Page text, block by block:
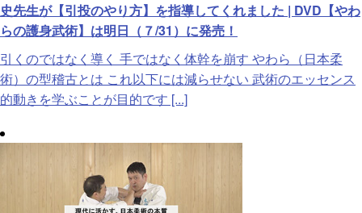
史先生が【引投のやり方】を指導してくれました | DVD【やわ
らの護身武術】は明日（７/31）に発売！
引くのではなく導く 手ではなく体幹を崩す やわら（日本柔
術）の型稽古とは これ以下には減らせない 武術のエッセンス
的動きを学ぶことが目的です [...]